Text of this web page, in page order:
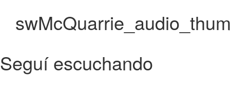
Seguí escuchando